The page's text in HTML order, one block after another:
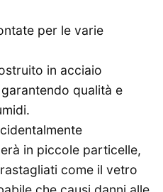
per le varie
in acciaio
qualità e
in piccole particelle,
come il vetro